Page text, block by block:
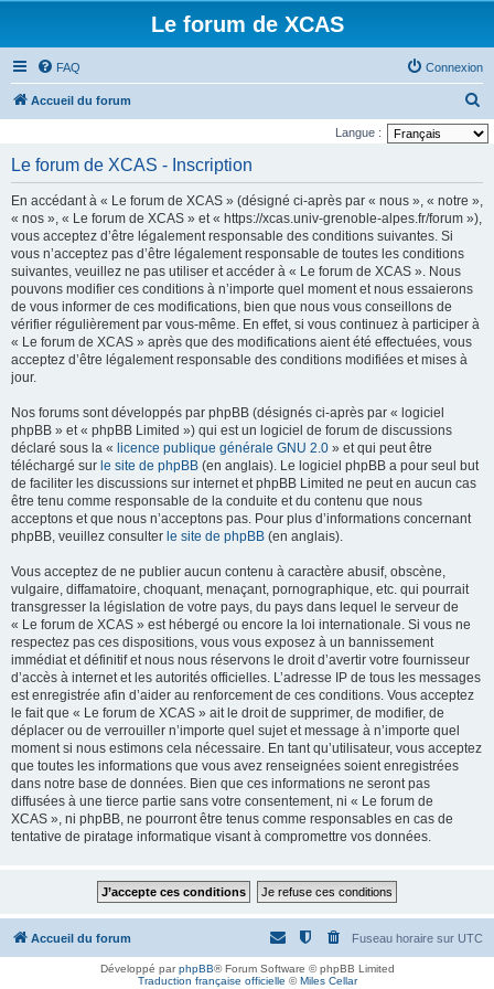
Le forum de XCAS
FAQ Connexion
Accueil du forum
e
e
Langue :
Le forum de XCAS - Inscription
En accédant à « Le forum de XCAS » (désigné ci-après par « nous », « notre »,
« nos », « Le forum de XCAS » et « https://xcas.univ-grenoble-alpes.fr/forum »),
vous acceptez d’être légalement responsable des conditions suivantes. Si
vous n’acceptez pas d’être légalement responsable de toutes les conditions
suivantes, veuillez ne pas utiliser et accéder à « Le forum de XCAS ». Nous
pouvons modifier ces conditions à n’importe quel moment et nous essaierons
de vous informer de ces modifications, bien que nous vous conseillons de
vérifier régulièrement par vous-même. En effet, si vous continuez à participer à
« Le forum de XCAS » après que des modifications aient été effectuées, vous
acceptez d’être légalement responsable des conditions modifiées et mises à
jour.
Nos forums sont développés par phpBB (désignés ci-après par « logiciel
phpBB » et « phpBB Limited ») qui est un logiciel de forum de discussions
déclaré sous la « licence publique générale GNU 2.0 » et qui peut être
téléchargé sur le site de phpBB (en anglais). Le logiciel phpBB a pour seul but
de faciliter les discussions sur internet et phpBB Limited ne peut en aucun cas
être tenu comme responsable de la conduite et du contenu que nous
acceptons et que nous n’acceptons pas. Pour plus d’informations concernant
phpBB, veuillez consulter le site de phpBB (en anglais).
Vous acceptez de ne publier aucun contenu à caractère abusif, obscène,
vulgaire, diffamatoire, choquant, menaçant, pornographique, etc. qui pourrait
transgresser la législation de votre pays, du pays dans lequel le serveur de
« Le forum de XCAS » est hébergé ou encore la loi internationale. Si vous ne
respectez pas ces dispositions, vous vous exposez à un bannissement
immédiat et définitif et nous nous réservons le droit d’avertir votre fournisseur
d’accès à internet et les autorités officielles. L’adresse IP de tous les messages
est enregistrée afin d’aider au renforcement de ces conditions. Vous acceptez
le fait que « Le forum de XCAS » ait le droit de supprimer, de modifier, de
déplacer ou de verrouiller n’importe quel sujet et message à n’importe quel
moment si nous estimons cela nécessaire. En tant qu’utilisateur, vous acceptez
que toutes les informations que vous avez renseignées soient enregistrées
dans notre base de données. Bien que ces informations ne seront pas
diffusées à une tierce partie sans votre consentement, ni « Le forum de
XCAS », ni phpBB, ne pourront être tenus comme responsables en cas de
tentative de piratage informatique visant à compromettre vos données.
Accueil du forum Fuseau horaire sur UTC
Développé parphpBB® Forum Software © phpBB Limited
Traduction française officielle ©Miles Cellar